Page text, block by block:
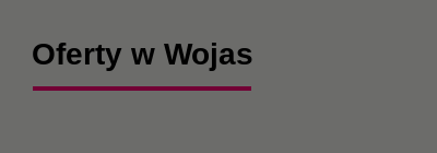
Oferty w Wojas